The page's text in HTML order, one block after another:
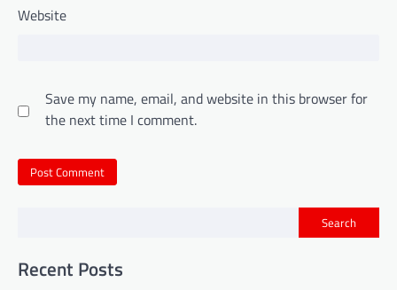
Website
Save my name, email, and website in this browser for
the next time I comment.
Search
Recent Posts